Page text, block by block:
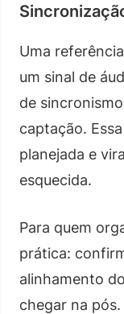
Uma
um sinal de
de
captação.
planejada e
esquecida.
Para quem
prática:
alinhamento
chegar na pós.